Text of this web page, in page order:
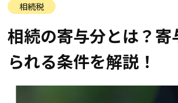
相続税
相続の寄与分とは？寄
られる条件を解説！